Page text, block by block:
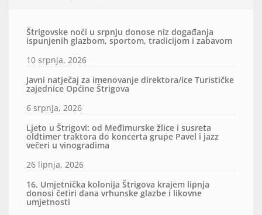
Štrigovske noći u srpnju donose niz događanja
ispunjenih glazbom, sportom, tradicijom i zabavom
10 srpnja, 2026
Javni natječaj za imenovanje direktora/ice Turističke
zajednice Općine Štrigova
6 srpnja, 2026
Ljeto u Štrigovi: od Međimurske žlice i susreta
oldtimer traktora do koncerta grupe Pavel i jazz
večeri u vinogradima
26 lipnja, 2026
16. Umjetnička kolonija Štrigova krajem lipnja
donosi četiri dana vrhunske glazbe i likovne
umjetnosti